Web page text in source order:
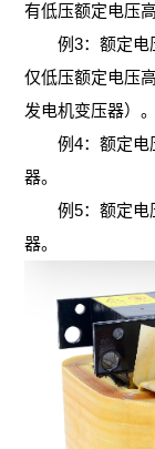
我
有低压额定电压高
例3：额定电
仅低压额定电压
发电机变压器）。
例4：额定电
器。
例5：额定电
器。